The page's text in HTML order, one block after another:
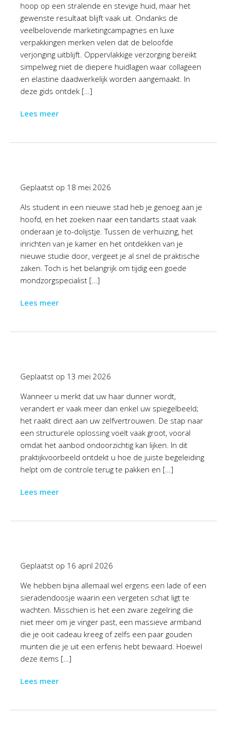
hoop op een stralende en stevige huid, maar het
gewenste resultaat blijft vaak uit. Ondanks de
veelbelovende marketingcampagnes en luxe
verpakkingen merken velen dat de beloofde
verjonging uitblijft. Oppervlakkige verzorging bereikt
simpelweg niet de diepere huidlagen waar collageen
en elastine daadwerkelijk worden aangemaakt. In
deze gids ontdek […]
Lees meer
Geplaatst op 18 mei 2026
Als student in een nieuwe stad heb je genoeg aan je
hoofd, en het zoeken naar een tandarts staat vaak
onderaan je to-dolijstje. Tussen de verhuizing, het
inrichten van je kamer en het ontdekken van je
nieuwe studie door, vergeet je al snel de praktische
zaken. Toch is het belangrijk om tijdig een goede
mondzorgspecialist […]
Lees meer
Geplaatst op 13 mei 2026
Wanneer u merkt dat uw haar dunner wordt,
verandert er vaak meer dan enkel uw spiegelbeeld;
het raakt direct aan uw zelfvertrouwen. De stap naar
een structurele oplossing voelt vaak groot, vooral
omdat het aanbod ondoorzichtig kan lijken. In dit
praktijkvoorbeeld ontdekt u hoe de juiste begeleiding
helpt om de controle terug te pakken en […]
Lees meer
Geplaatst op 16 april 2026
We hebben bijna allemaal wel ergens een lade of een
sieradendoosje waarin een vergeten schat ligt te
wachten. Misschien is het een zware zegelring die
niet meer om je vinger past, een massieve armband
die je ooit cadeau kreeg of zelfs een paar gouden
munten die je uit een erfenis hebt bewaard. Hoewel
deze items […]
Lees meer